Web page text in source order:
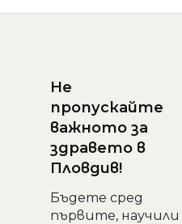
Не
пропускайте
важното за
здравето в
Пловдив!
Бъдете сред
първите, научили